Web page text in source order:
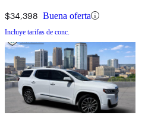
$34,398 Buena oferta
Incluye tarifas de conc.